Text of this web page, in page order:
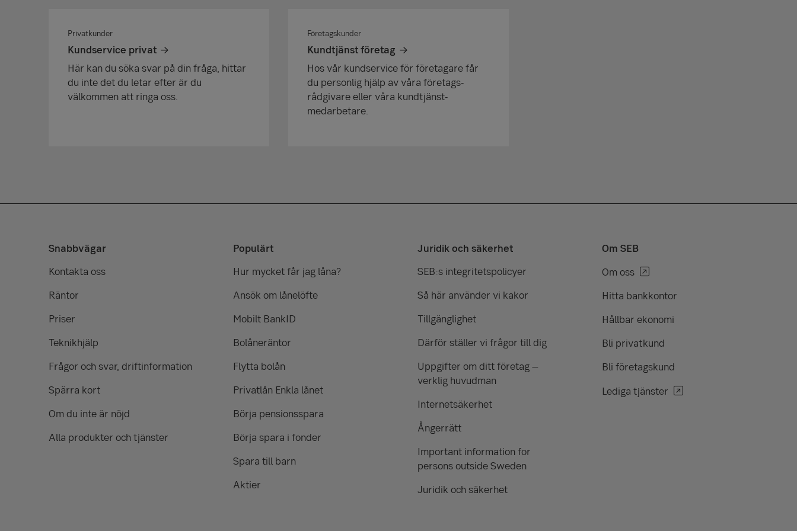
Privatkunder
Kundservice privat
Här kan du söka svar på din fråga, hittar
du inte det du letar efter är du
välkommen att ringa oss.
Företagskunder
Kundtjänst företag
Hos vår kundservice för företagare får
du personlig hjälp av våra företags­
rådgivare eller våra kundtjänst­
medarbetare.
Snabbvägar
Kontakta oss
Räntor
Priser
Teknikhjälp
Frågor och svar, driftinformation
Spärra kort
Om du inte är nöjd
Alla produkter och tjänster
Populärt
Hur mycket får jag låna?
Ansök om lånelöfte
Mobilt BankID
Bolåneräntor
Flytta bolån
Privatlån Enkla lånet
Börja pensionsspara
Börja spara i fonder
Spara till barn
Aktier
Juridik och säkerhet
SEB:s integritetspolicyer
Så här använder vi kakor
Tillgänglighet
Därför ställer vi frågor till dig
Uppgifter om ditt företag –
verklig huvudman
Internetsäkerhet
Ångerrätt
Important information for
persons outside Sweden
Juridik och säkerhet
Om SEB
Om oss
Hitta bankkontor
Hållbar ekonomi
Bli privatkund
Bli företagskund
Lediga tjänster